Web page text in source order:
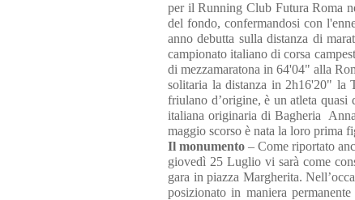
per il Running Club Futura Roma
del fondo, confermandosi con
anno debutta sulla distanza di
campionato italiano di corsa
di mezzamaratona in 64'04" alla
solitaria la distanza in 2h16'20" la
friulano d’origine, è un atleta quasi
italiana originaria di Bagheria
maggio scorso è nata la loro prima
Il monumento– Come riportato
giovedì 25 Luglio vi sarà come
gara in piazza Margherita.
posizionato in maniera